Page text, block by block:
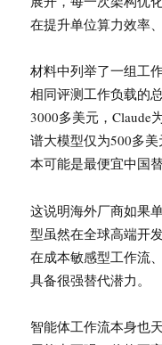
在提升单位算力效率
材料中列举了一组工
相同评测工作负载的
3000多美元，Claude
谱大模型仅为500多
本可能是最便宜中国
这说明海外厂商如果
型虽然在全球高端开
在成本敏感型工作流
具备很强替代潜力。
智能体工作流本身也